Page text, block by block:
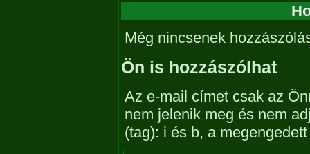
Még nincsenek
Ön is hozzászólhat
Az e-mail címet csak az
nem jelenik meg és nem
(tag): i és b, a